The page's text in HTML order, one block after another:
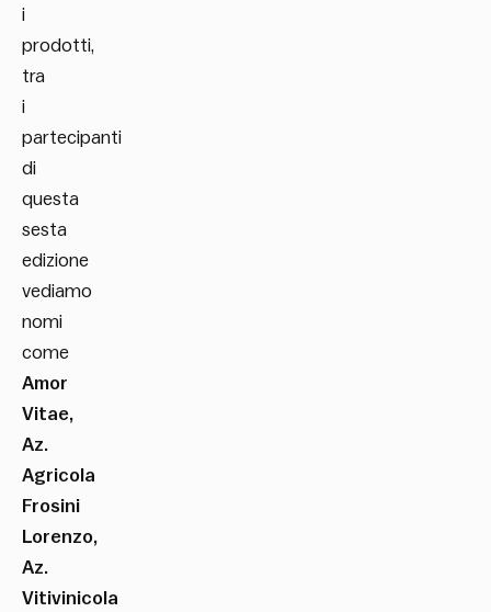
i
prodotti,
tra
i
partecipanti
di
questa
sesta
edizione
vediamo
nomi
come
Amor
Vitae,
Az.
Agricola
Frosini
Lorenzo,
Az.
Vitivinicola